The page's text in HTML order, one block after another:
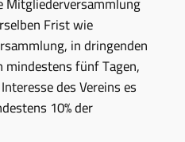
Frist wie
in dringenden
fünf Tagen,
des Vereins es
10% der